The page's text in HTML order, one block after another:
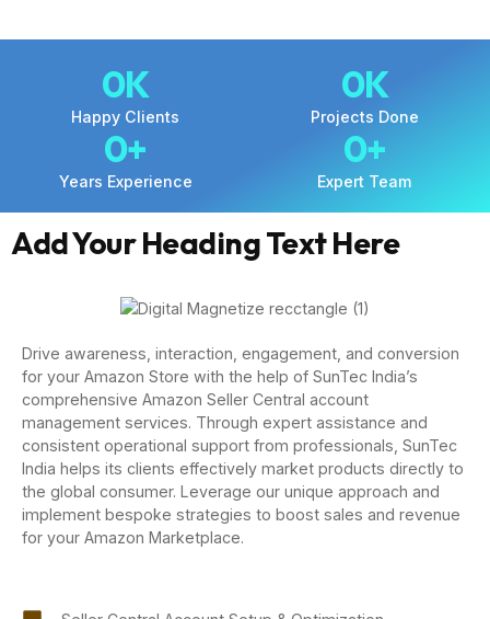
Happy Clients
0K
Projects Done
0K
Years Experience
0+
Expert Team
0+
Add Your Heading Text Here
Drive awareness, interaction, engagement, and conversion
for your Amazon Store with the help of SunTec India’s
comprehensive Amazon Seller Central account
management services. Through expert assistance and
consistent operational support from professionals, SunTec
India helps its clients effectively market products directly to
the global consumer. Leverage our unique approach and
implement bespoke strategies to boost sales and revenue
for your Amazon Marketplace.